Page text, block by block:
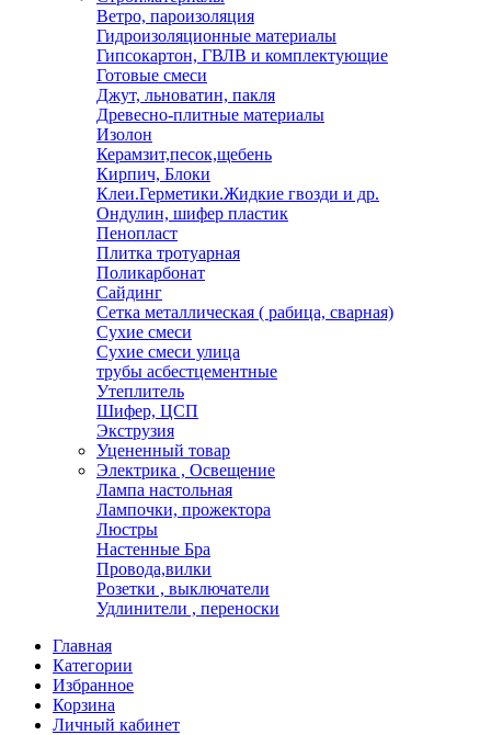
Ветро, пароизоляция
Гидроизоляционные материалы
Гипсокартон, ГВЛВ и комплектующие
Готовые смеси
Джут, льноватин, пакля
Древесно-плитные материалы
Изолон
Керамзит,песок,щебень
Кирпич, Блоки
Клеи.Герметики.Жидкие гвозди и др.
Ондулин, шифер пластик
Пенопласт
Плитка тротуарная
Поликарбонат
Сайдинг
Сетка металлическая ( рабица, сварная)
Сухие смеси
Сухие смеси улица
трубы асбестцементные
Утеплитель
Шифер, ЦСП
Экструзия
Уцененный товар
Электрика , Освещение
Лампа настольная
Лампочки, прожектора
Люстры
Настенные Бра
Провода,вилки
Розетки , выключатели
Удлинители , переноски
Главная
Категории
Избранное
Корзина
Личный кабинет